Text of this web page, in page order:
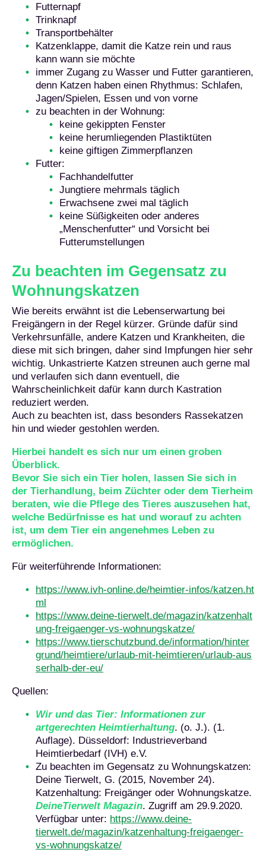
Futternapf
Trinknapf
Transportbehälter
Katzenklappe, damit die Katze rein und raus
kann wann sie möchte
immer Zugang zu Wasser und Futter garantieren,
denn Katzen haben einen Rhythmus: Schlafen,
Jagen/Spielen, Essen und von vorne
zu beachten in der Wohnung:
keine gekippten Fenster
keine herumliegenden Plastiktüten
keine giftigen Zimmerpflanzen
Futter:
Fachhandelfutter
Jungtiere mehrmals täglich
Erwachsene zwei mal täglich
keine Süßigkeiten oder anderes
„Menschenfutter“ und Vorsicht bei
Futterumstellungen
Zu beachten im Gegensatz zu
Wohnungskatzen
Wie bereits erwähnt ist die Lebenserwartung bei
Freigängern in der Regel kürzer. Gründe dafür sind
Verkehrsunfälle, andere Katzen und Krankheiten, die
diese mit sich bringen, daher sind Impfungen hier sehr
wichtig. Unkastrierte Katzen streunen auch gerne mal
und verlaufen sich dann eventuell, die
Wahrscheinlichkeit dafür kann durch Kastration
reduziert werden.
Auch zu beachten ist, dass besonders Rassekatzen
hin und wieder gestohlen werden.
Hierbei handelt es sich nur um einen groben
Überblick.
Bevor Sie sich ein Tier holen, lassen Sie sich in
der Tierhandlung, beim Züchter oder dem Tierheim
beraten, wie die Pflege des Tieres auszusehen hat,
welche Bedürfnisse es hat und worauf zu achten
ist, um dem Tier ein angenehmes Leben zu
ermöglichen.
Für weiterführende Informationen:
https://www.ivh-online.de/heimtier-infos/katzen.ht
ml
https://www.deine-tierwelt.de/magazin/katzenhalt
ung-freigaenger-vs-wohnungskatze/
https://www.tierschutzbund.de/information/hinter
grund/heimtiere/urlaub-mit-heimtieren/urlaub-aus
serhalb-der-eu/
Quellen:
Wir und das Tier: Informationen zur
artgerechten Heimtierhaltung. (o. J.). (1.
Auflage). Düsseldorf: Industrieverband
Heimtierbedarf (IVH) e.V.
Zu beachten im Gegensatz zu Wohnungskatzen:
Deine Tierwelt, G. (2015, November 24).
Katzenhaltung: Freigänger oder Wohnungskatze.
DeineTierwelt Magazin. Zugriff am 29.9.2020.
Verfügbar unter: https://www.deine-
tierwelt.de/magazin/katzenhaltung-freigaenger-
vs-wohnungskatze/